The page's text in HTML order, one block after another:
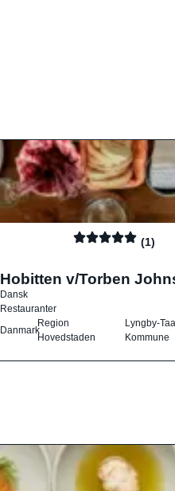
(1)
Hobitten v/Torben
Dansk
Restauranter
Danmark
Region
Hovedstaden
Lyngby-
Kommune